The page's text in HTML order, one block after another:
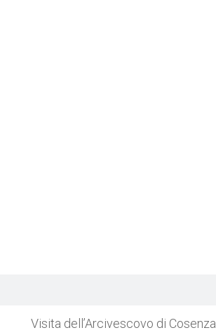
Visita dell’Arcivescovo di Cosenza